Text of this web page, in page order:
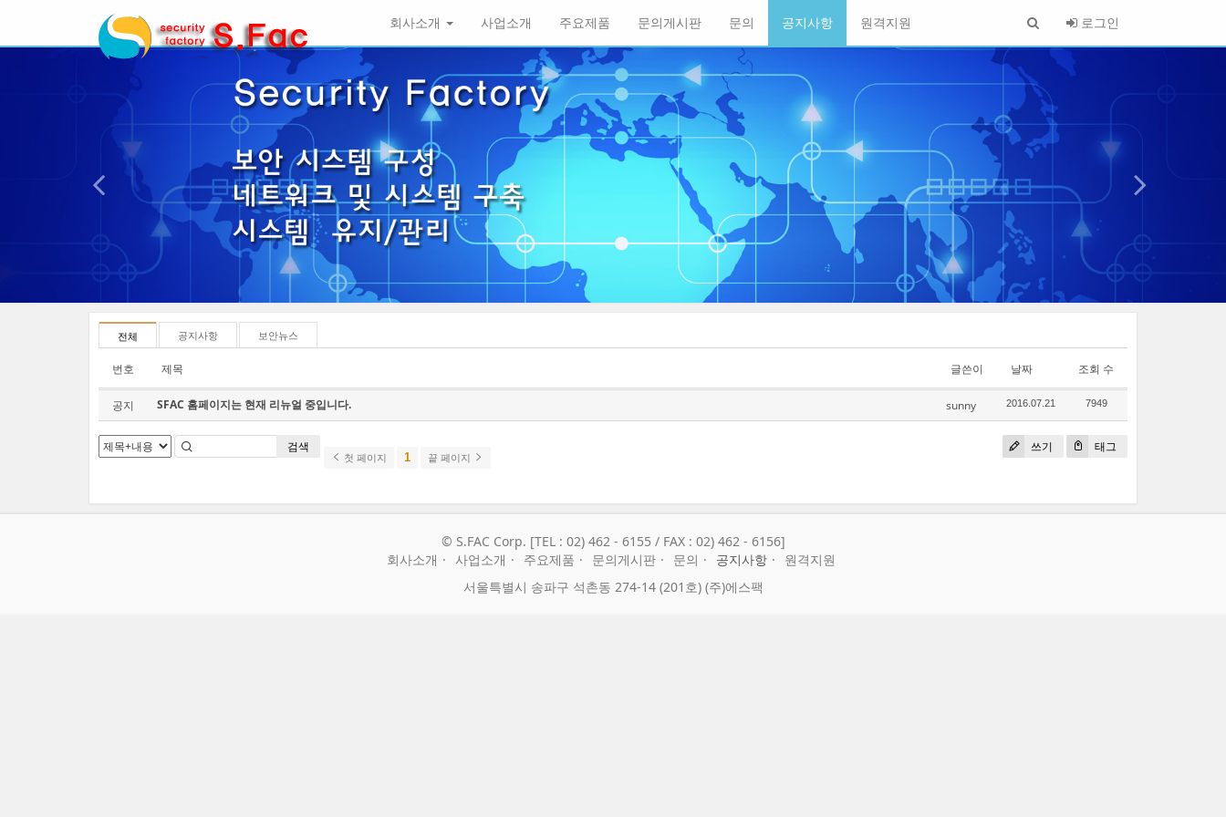
뉴
토
회사소개 사업소개 주요제품 문의게시판 문의 공지사항 원격지원 로그인
이
전체 공지사항 보안뉴스
번호 제목 글쓴이 날짜 조회 수
공지 SFAC 홈페이지는 현재 리뉴얼 중입니다. sunny 2016.07.21 7949
쓰기 태그
검색
첫 페이지 1 끝 페이지
© S.FAC Corp. [TEL : 02) 462 - 6155 / FAX : 02) 462 - 6156]
회사소개
사업소개 주요제품 문의게시판 문의 공지사항
원격지원
서울특별시 송파구 석촌동 274-14 (201호) (주)에스팩